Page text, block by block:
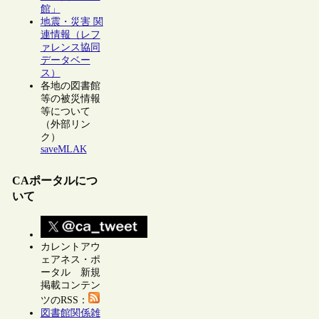
館」
地震・災害 関
連情報（レフ
ァレンス協同
データベー
ス）
各地の図書館
等の被災情報
等について
（外部リン
ク）
saveMLAK
CAポータルにつ
いて
カレントアウ
ェアネス・ポ
ータル 新規
掲載コンテン
ツのRSS：
図書館関係雑